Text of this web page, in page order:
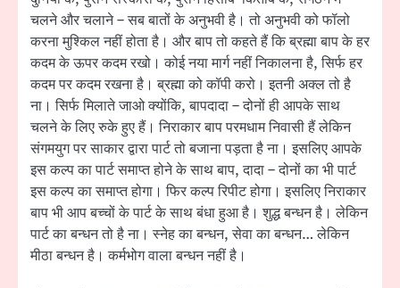
चलने और चलाने – सब बातों के अनुभवी है। तो अनुभवी को फॉलो
करना मुश्किल नहीं होता है। और बाप तो कहते हैं कि ब्रह्मा बाप के हर
कदम के ऊपर कदम रखो। कोई नया मार्ग नहीं निकालना है, सिर्फ हर
कदम पर कदम रखना है। ब्रह्मा को कॉपी करो। इतनी अक्ल तो है
ना। सिर्फ मिलाते जाओ क्योंकि, बापदादा – दोनों ही आपके साथ
चलने के लिए रुके हुए हैं। निराकार बाप परमधाम निवासी हैं लेकिन
संगमयुग पर साकार द्वारा पार्ट तो बजाना पड़ता है ना। इसलिए आपके
इस कल्प का पार्ट समाप्त होने के साथ बाप, दादा – दोनों का भी पार्ट
इस कल्प का समाप्त होगा। फिर कल्प रिपीट होगा। इसलिए निराकार
बाप भी आप बच्चों के पार्ट के साथ बंधा हुआ है। शुद्ध बन्धन है। लेकिन
पार्ट का बन्धन तो है ना। स्नेह का बन्धन, सेवा का बन्धन… लेकिन
मीठा बन्धन है। कर्मभोग वाला बन्धन नहीं है।